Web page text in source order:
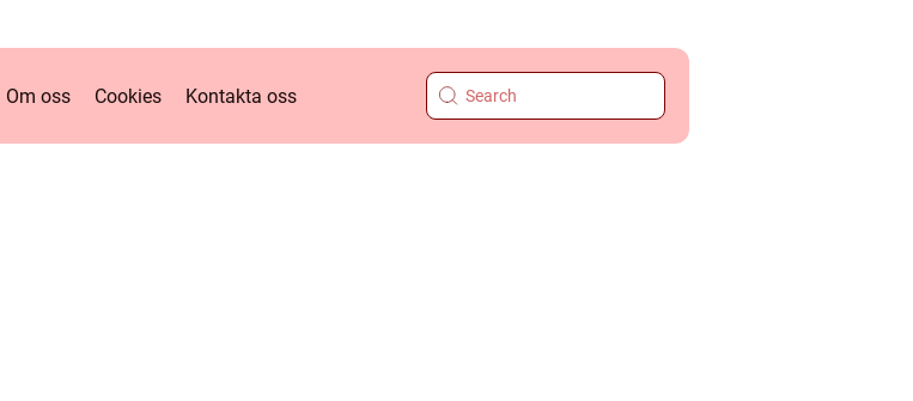
Om oss Cookies Kontakta oss